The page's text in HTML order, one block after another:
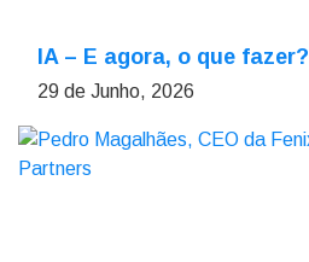
IA – E agora, o que fazer?
29 de Junho, 2026